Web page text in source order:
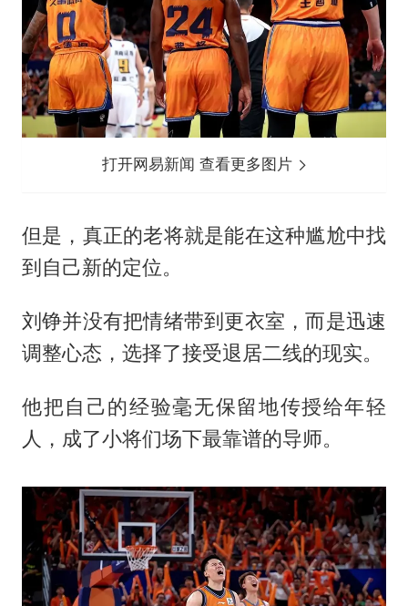
打开网易新闻 查看更多图片
但是，真正的老将就是能在这种尴尬中找
到自己新的定位。
刘铮并没有把情绪带到更衣室，而是迅速
调整心态，选择了接受退居二线的现实。
他把自己的经验毫无保留地传授给年轻
人，成了小将们场下最靠谱的导师。